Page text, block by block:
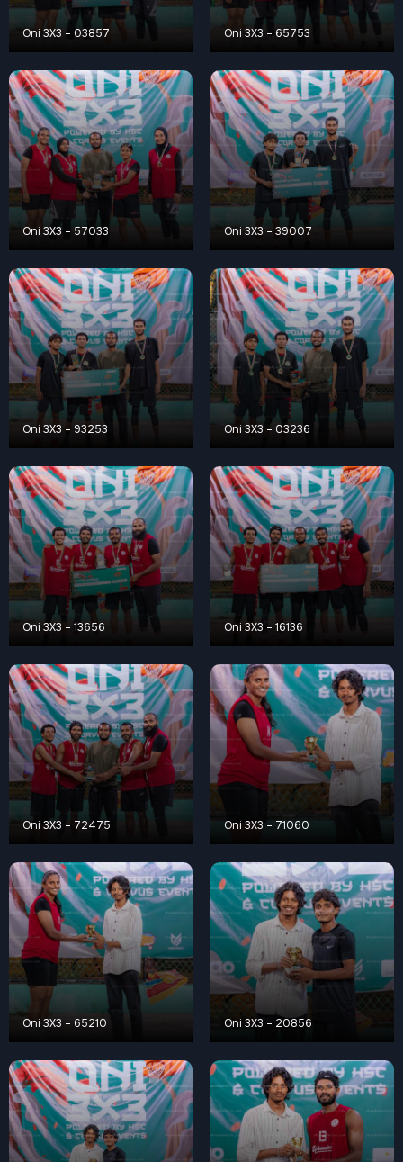
Oni 3X3 – 03857 Oni 3X3 – 65753
Oni 3X3 – 57033 Oni 3X3 – 39007
Oni 3X3 – 93253 Oni 3X3 – 03236
Oni 3X3 – 13656 Oni 3X3 – 16136
Oni 3X3 – 72475 Oni 3X3 – 71060
Oni 3X3 – 65210 Oni 3X3 – 20856